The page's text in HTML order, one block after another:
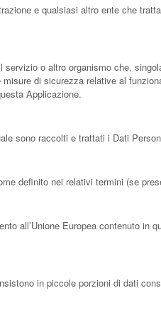
e qualsiasi altro ente che
o altro organismo che,
di sicurezza relative al
Applicazione.
sono raccolti e trattati i Dati
definito nei relativi termini (se
all’Unione Europea contenuto
in piccole porzioni di dati